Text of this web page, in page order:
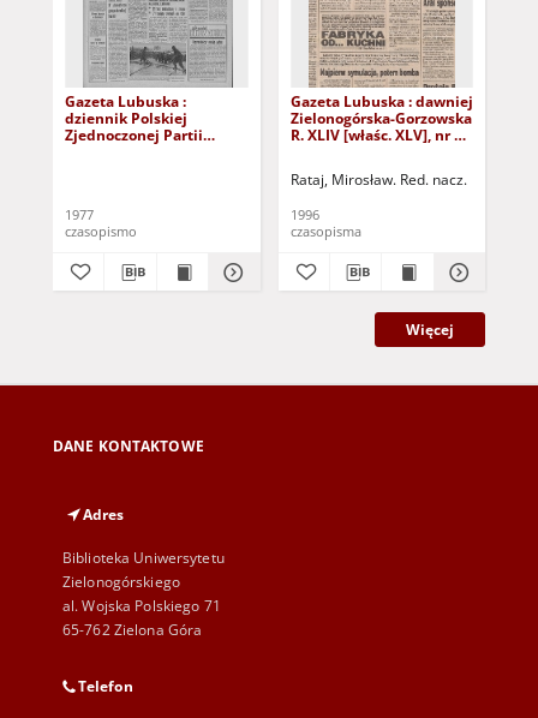
Gazeta Lubuska :
dziennik Polskiej
Zjednoczonej Partii
1977
czasopismo
Gazeta Lubuska : dawniej
Zielonogórska-Gorzowska
R. XLIV [właśc. XLV], nr 52
Rataj, Mirosław. Red. nacz.
1996
czasopisma
Więcej
DANE KONTAKTOWE
Adres
Biblioteka Uniwersytetu
Zielonogórskiego
al. Wojska Polskiego 71
65-762 Zielona Góra
Telefon